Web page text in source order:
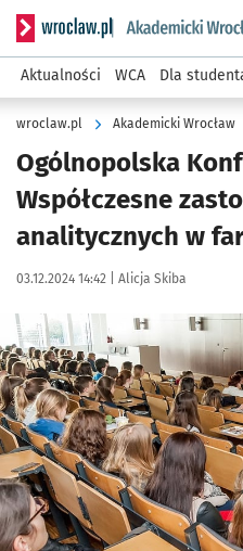
Serwis informacyjny
Aktualności WCA Dla
wroclaw.pl Akademicki Wrocław
Ogólnopolska
Współczesne
analitycznych w
Data publikacji:
03.12.2024 14:42 | Autor:
Alicja Skiba
Kliknij, aby powiększyć